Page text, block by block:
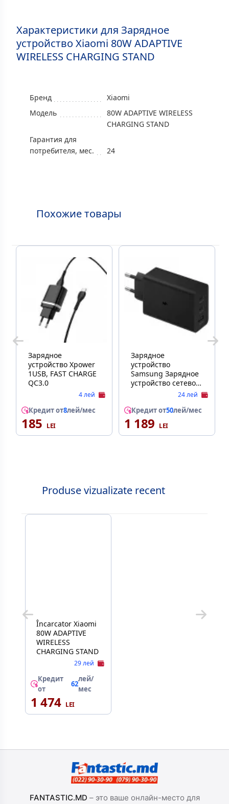
Характеристики для Зарядное
устройство Xiaomi 80W ADAPTIVE
WIRELESS CHARGING STAND
Бренд
Xiaomi
Модель
80W ADAPTIVE WIRELESS
CHARGING STAND
Гарантия для
потребителя, мес.
24
Похожие товары
Зарядное
устройство Xpower
1USB, FAST CHARGE
QC3.0
4 лей
Кредит от8лей/мес
185
Зарядное
устройство
Samsung Зарядное
устройство сетевое
SAMSUNG EP-
Adapter Trio (w/o
cable) Black
24 лей
Кредит от50лей/мес
1 189
Produse vizualizate recent
Încarcator Xiaomi
80W ADAPTIVE
WIRELESS
CHARGING STAND
29 лей
Кредит
от
62
лей/
мес
1 474
FANTASTIC.MD – это ваше онлайн-место для